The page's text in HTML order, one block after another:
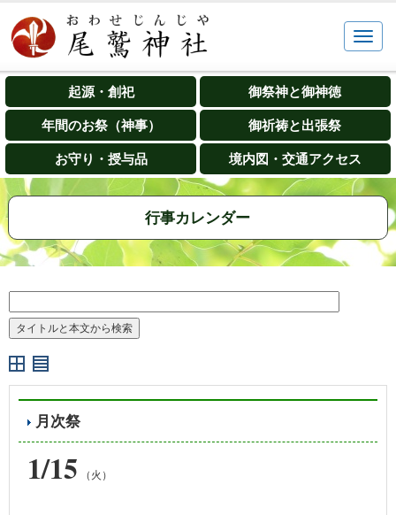
起源・創祀 御祭神と御神徳
年間のお祭（神事） 御祈祷と出張祭
お守り・授与品 境内図・交通アクセス
行事カレンダー
月次祭
1/15 （火）